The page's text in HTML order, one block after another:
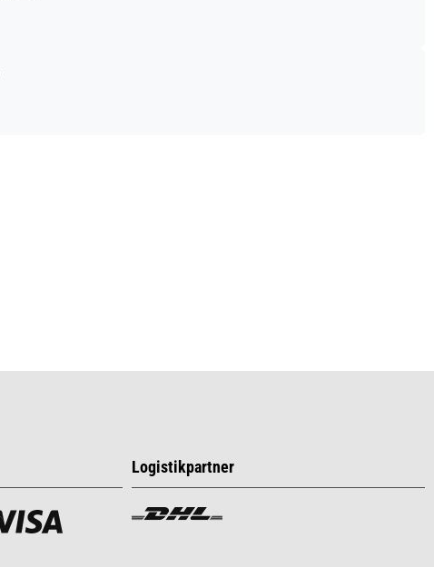
Logistikpartner